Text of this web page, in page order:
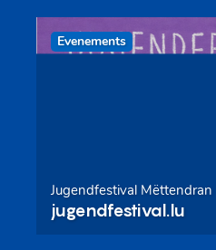
Evenements
Jugendfestival Mëttendran
jugendfestival.lu